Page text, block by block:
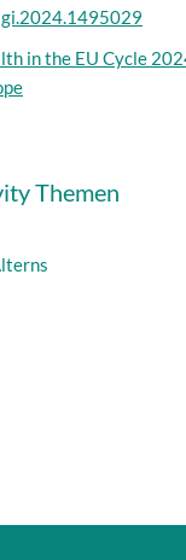
in the EU Cycle
Themen